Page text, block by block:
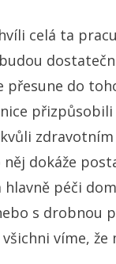
celá ta
přesune do
dokáže
hlavně péči
s drobnou
víme, že